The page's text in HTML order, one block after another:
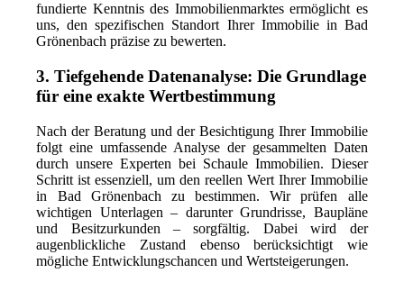
fundierte Kenntnis des Immobilienmarktes ermöglicht es
uns, den spezifischen Standort Ihrer Immobilie in Bad
Grönenbach präzise zu bewerten.
3. Tiefgehende Datenanalyse: Die Grundlage
für eine exakte Wertbestimmung
Nach der Beratung und der Besichtigung Ihrer Immobilie
folgt eine umfassende Analyse der gesammelten Daten
durch unsere Experten bei Schaule Immobilien. Dieser
Schritt ist essenziell, um den reellen Wert Ihrer Immobilie
in Bad Grönenbach zu bestimmen. Wir prüfen alle
wichtigen Unterlagen – darunter Grundrisse, Baupläne
und Besitzurkunden – sorgfältig. Dabei wird der
augenblickliche Zustand ebenso berücksichtigt wie
mögliche Entwicklungschancen und Wertsteigerungen.